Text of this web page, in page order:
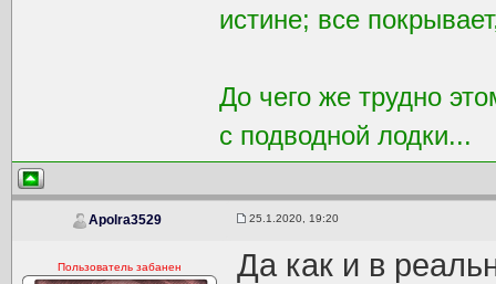
истине; все
До чего же трудно
с подводной лодки...
Apolra3529 25.1.2020, 19:20
Пользователь забанен
Да как и в